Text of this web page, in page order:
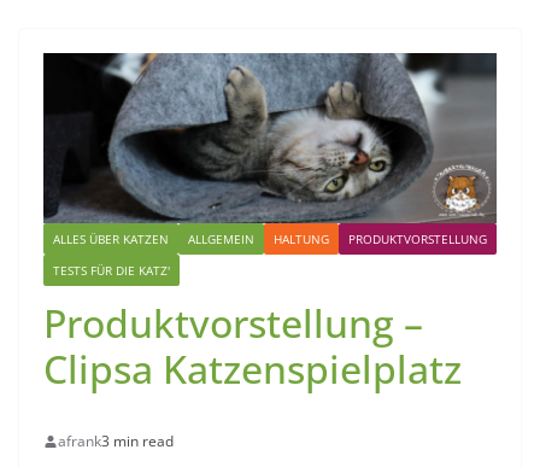
ALLES ÜBER KATZEN ALLGEMEIN HALTUNG
PRODUKTVORSTELLUNG
TESTS FÜR DIE KATZ'
Produktvorstellung –
Clipsa Katzenspielplatz
afrank3 min read